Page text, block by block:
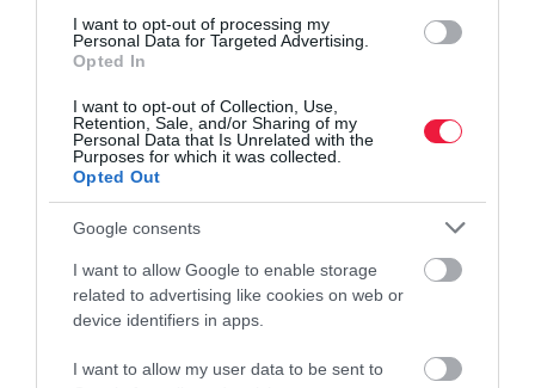
I want to opt-out of processing my
Personal Data for Targeted Advertising.
Opted In
I want to opt-out of Collection, Use,
Retention, Sale, and/or Sharing of my
Personal Data that Is Unrelated with the
Purposes for which it was collected.
Opted Out
Google consents
I want to allow Google to enable storage
related to advertising like cookies on web or
device identifiers in apps.
I want to allow my user data to be sent to
akár nagy pincészetekről van szó. Ma a
boroknál legtöbben legalább 10-15
százalékos áremelést tartanak
szükségesnek a gyengülő kereslet
ellenére is, de hogy az őszi szüretig
még mi történik, megjósolhatatlan. Az
alapanyagbeszerzéseknél alig fordul
elő olyan eset, hogy a szállítók három